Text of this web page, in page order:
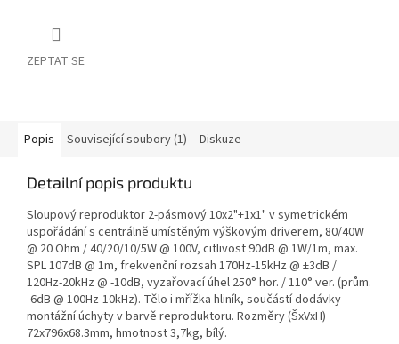
ZEPTAT SE
Popis Související soubory (1) Diskuze
Detailní popis produktu
Sloupový reproduktor 2-pásmový 10x2"+1x1" v symetrickém
uspořádání s centrálně umístěným výškovým driverem, 80/40W
@ 20 Ohm / 40/20/10/5W @ 100V, citlivost 90dB @ 1W/1m, max.
SPL 107dB @ 1m, frekvenční rozsah 170Hz-15kHz @ ±3dB /
120Hz-20kHz @ -10dB, vyzařovací úhel 250° hor. / 110° ver. (prům.
-6dB @ 100Hz-10kHz). Tělo i mřížka hliník, součástí dodávky
montážní úchyty v barvě reproduktoru. Rozměry (ŠxVxH)
72x796x68.3mm, hmotnost 3,7kg, bílý.